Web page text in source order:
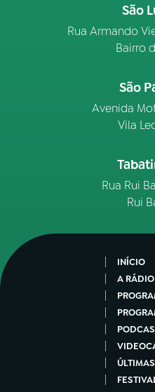
São
Rua Armando
Bairro
São
Avenida
Vila
Rua Rui
Rui
INÍCIO
A RÁDIO
ÚLTIMAS